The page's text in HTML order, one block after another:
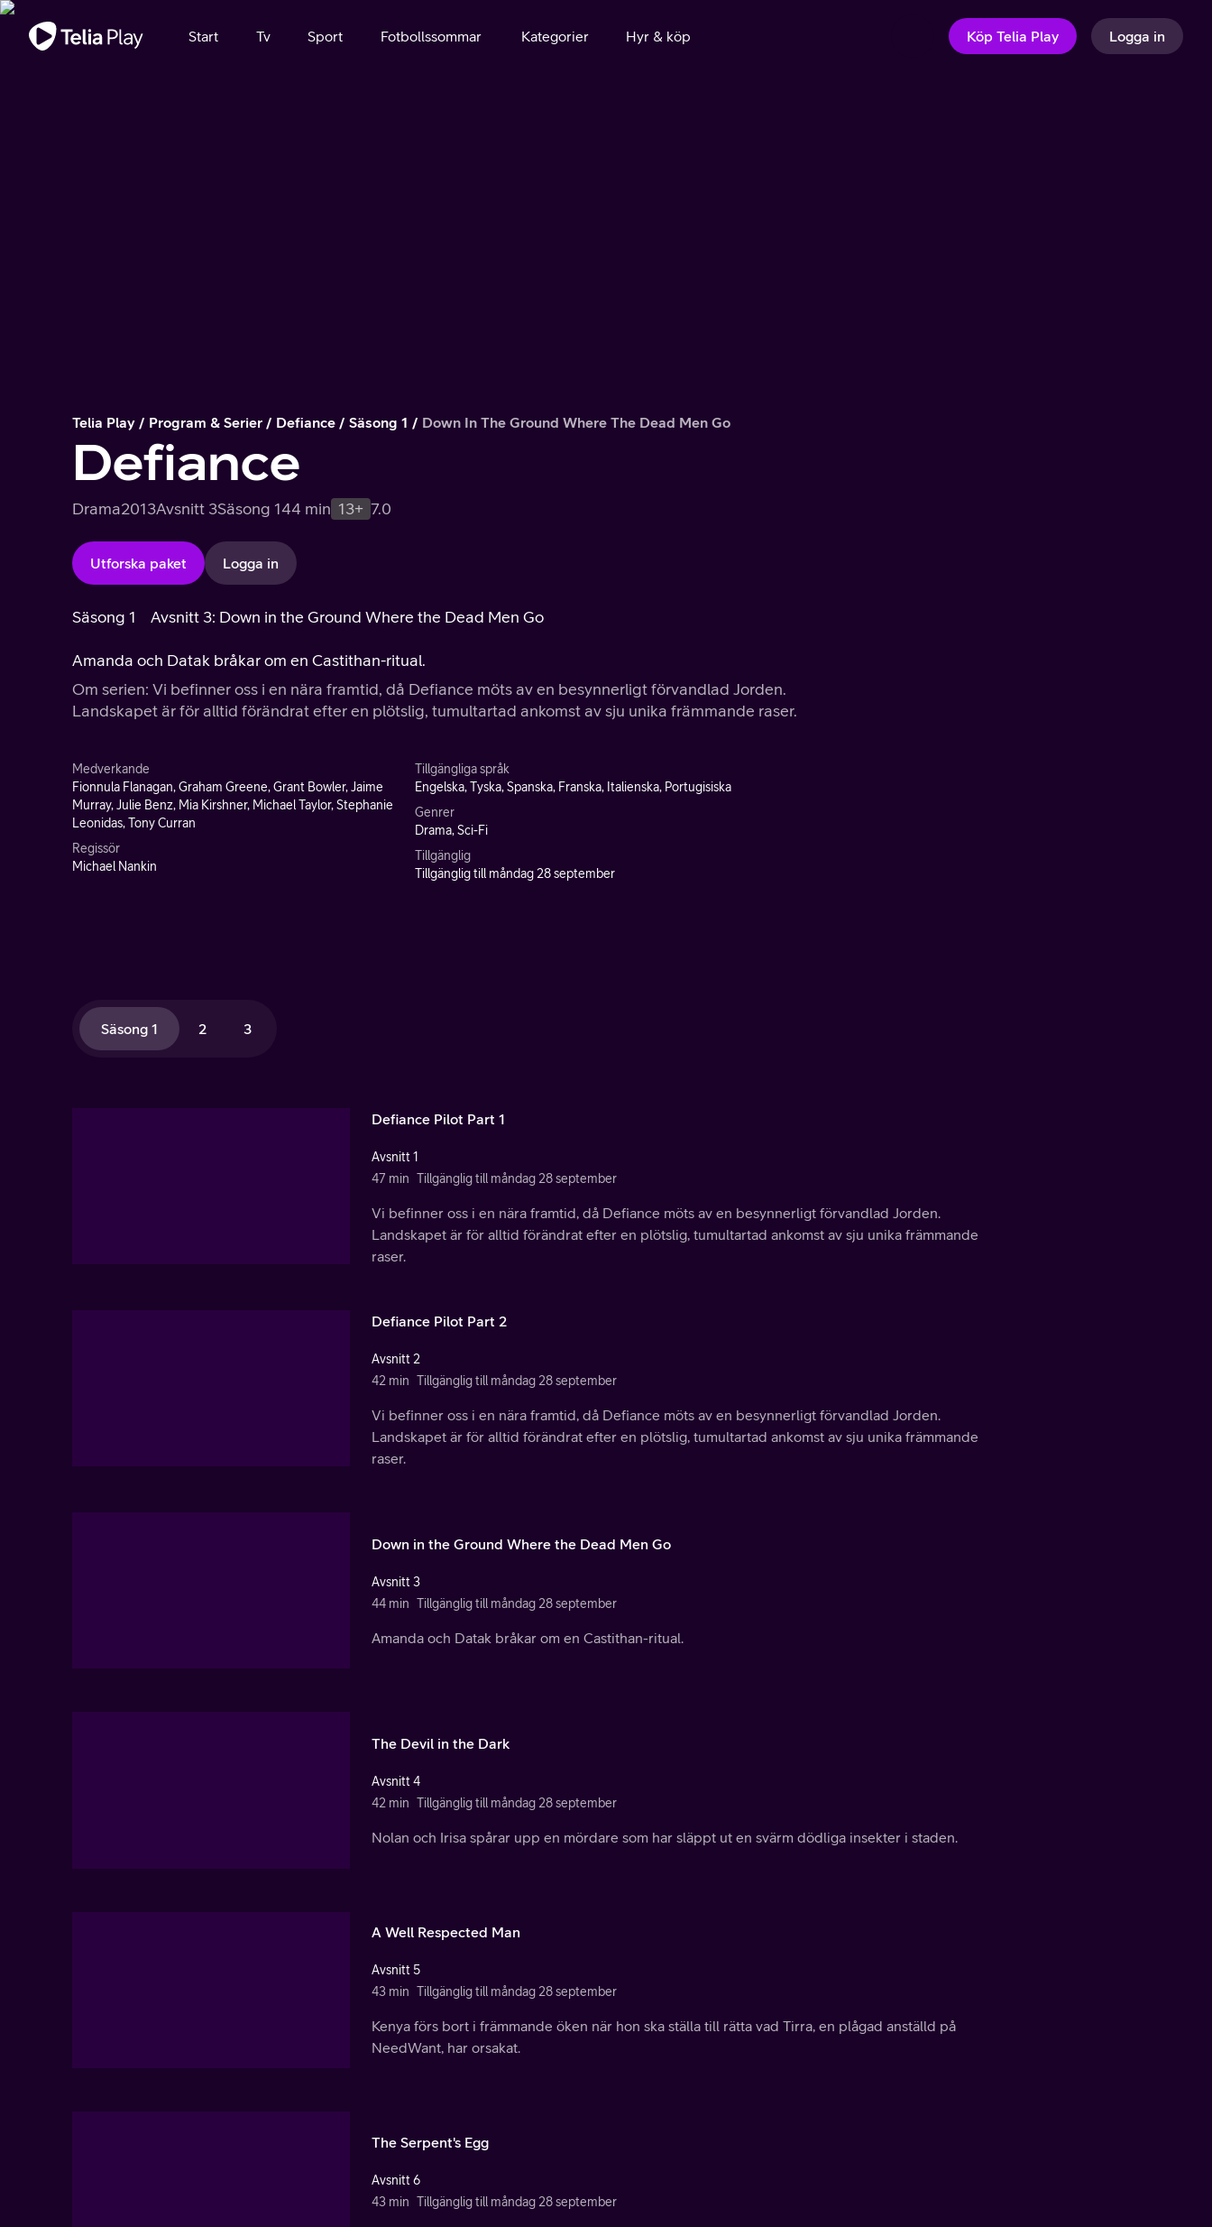
Viktigt meddelande
Start Tv Sport Fotbollssommar Kategorier Hyr & köp Köp Telia Play Logga in
Telia Play Program & Serier Defiance Säsong 1 Down In The Ground Where The Dead Men Go
Defiance
Drama2013Avsnitt 3Säsong 144 min 13+ 7.0
Utforska paket Logga in
Säsong 1 Avsnitt 3: Down in the Ground Where the Dead Men Go
Amanda och Datak bråkar om en Castithan-ritual.
Om serien: Vi befinner oss i en nära framtid, då Defiance möts av en besynnerligt förvandlad Jorden.
Landskapet är för alltid förändrat efter en plötslig, tumultartad ankomst av sju unika främmande raser.
Medverkande
Fionnula Flanagan, Graham Greene, Grant Bowler, Jaime
Murray, Julie Benz, Mia Kirshner, Michael Taylor, Stephanie
Leonidas, Tony Curran
Regissör
Michael Nankin
Tillgängliga språk
Engelska, Tyska, Spanska, Franska, Italienska, Portugisiska
Genrer
Drama, Sci-Fi
Tillgänglig
Tillgänglig till måndag 28 september
Säsong 1 2 3
Defiance Pilot Part 1
Avsnitt 1
47 min Tillgänglig till måndag 28 september
Vi befinner oss i en nära framtid, då Defiance möts av en besynnerligt förvandlad Jorden.
Landskapet är för alltid förändrat efter en plötslig, tumultartad ankomst av sju unika främmande
raser.
Defiance Pilot Part 2
Avsnitt 2
42 min Tillgänglig till måndag 28 september
Vi befinner oss i en nära framtid, då Defiance möts av en besynnerligt förvandlad Jorden.
Landskapet är för alltid förändrat efter en plötslig, tumultartad ankomst av sju unika främmande
raser.
Down in the Ground Where the Dead Men Go
Avsnitt 3
44 min Tillgänglig till måndag 28 september
Amanda och Datak bråkar om en Castithan-ritual.
The Devil in the Dark
Avsnitt 4
42 min Tillgänglig till måndag 28 september
Nolan och Irisa spårar upp en mördare som har släppt ut en svärm dödliga insekter i staden.
A Well Respected Man
Avsnitt 5
43 min Tillgänglig till måndag 28 september
Kenya förs bort i främmande öken när hon ska ställa till rätta vad Tirra, en plågad anställd på
NeedWant, har orsakat.
The Serpent's Egg
Avsnitt 6
43 min Tillgänglig till måndag 28 september